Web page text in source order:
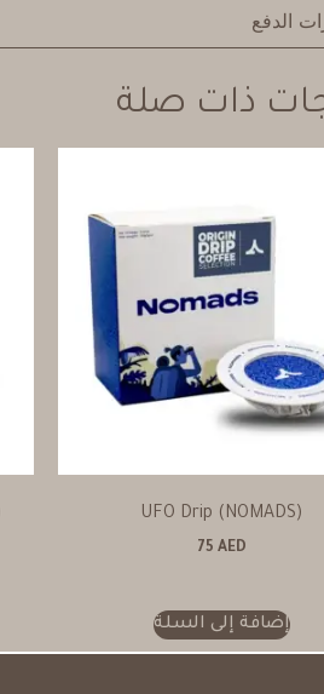
الدفع
ذات صلة
UFO Drip (NOMADS)
75 AED
إضافة إلى السلة